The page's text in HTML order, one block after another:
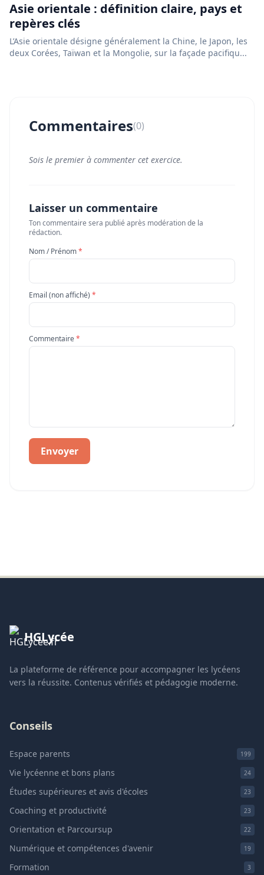
Asie orientale : définition claire, pays et
repères clés
L’Asie orientale désigne généralement la Chine, le Japon, les
deux Corées, Taïwan et la Mongolie, sur la façade pacifiqu...
Commentaires(0)
Sois le premier à commenter cet exercice.
Laisser un commentaire
Ton commentaire sera publié après modération de la
rédaction.
Nom / Prénom*
Email (non affiché) *
Commentaire*
Envoyer
HGLycée
La plateforme de référence pour accompagner les lycéens
vers la réussite. Contenus vérifiés et pédagogie moderne.
Conseils
Espace parents 199
Vie lycéenne et bons plans 24
Études supérieures et avis d'écoles 23
Coaching et productivité 23
Orientation et Parcoursup 22
Numérique et compétences d'avenir 19
Formation 3